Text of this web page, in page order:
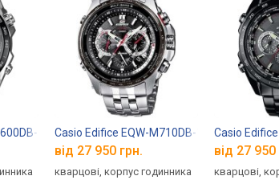
1A Casio Edifice EQW-M710DB-1A1
від 27 950 грн.
кварцові, корпус годинника
Casio Edifice
від 27 950
кварцові,